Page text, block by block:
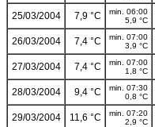
25/03/2004 7,9 °C
min. 06:00
5,9 °C
26/03/2004 7,4 °C
min. 07:00
3,9 °C
27/03/2004 7,4 °C
min. 07:00
1,8 °C
28/03/2004 9,4 °C
min. 07:30
0,8 °C
29/03/2004 11,6 °C
min. 07:20
2,9 °C